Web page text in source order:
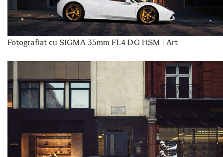
Fotografiat cu SIGMA 35mm F1.4 DG HSM | Art